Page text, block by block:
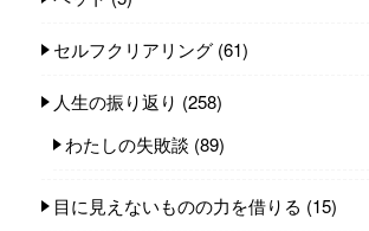
セルフクリアリング (61)
人生の振り返り (258)
わたしの失敗談 (89)
目に見えないものの力を借りる (15)